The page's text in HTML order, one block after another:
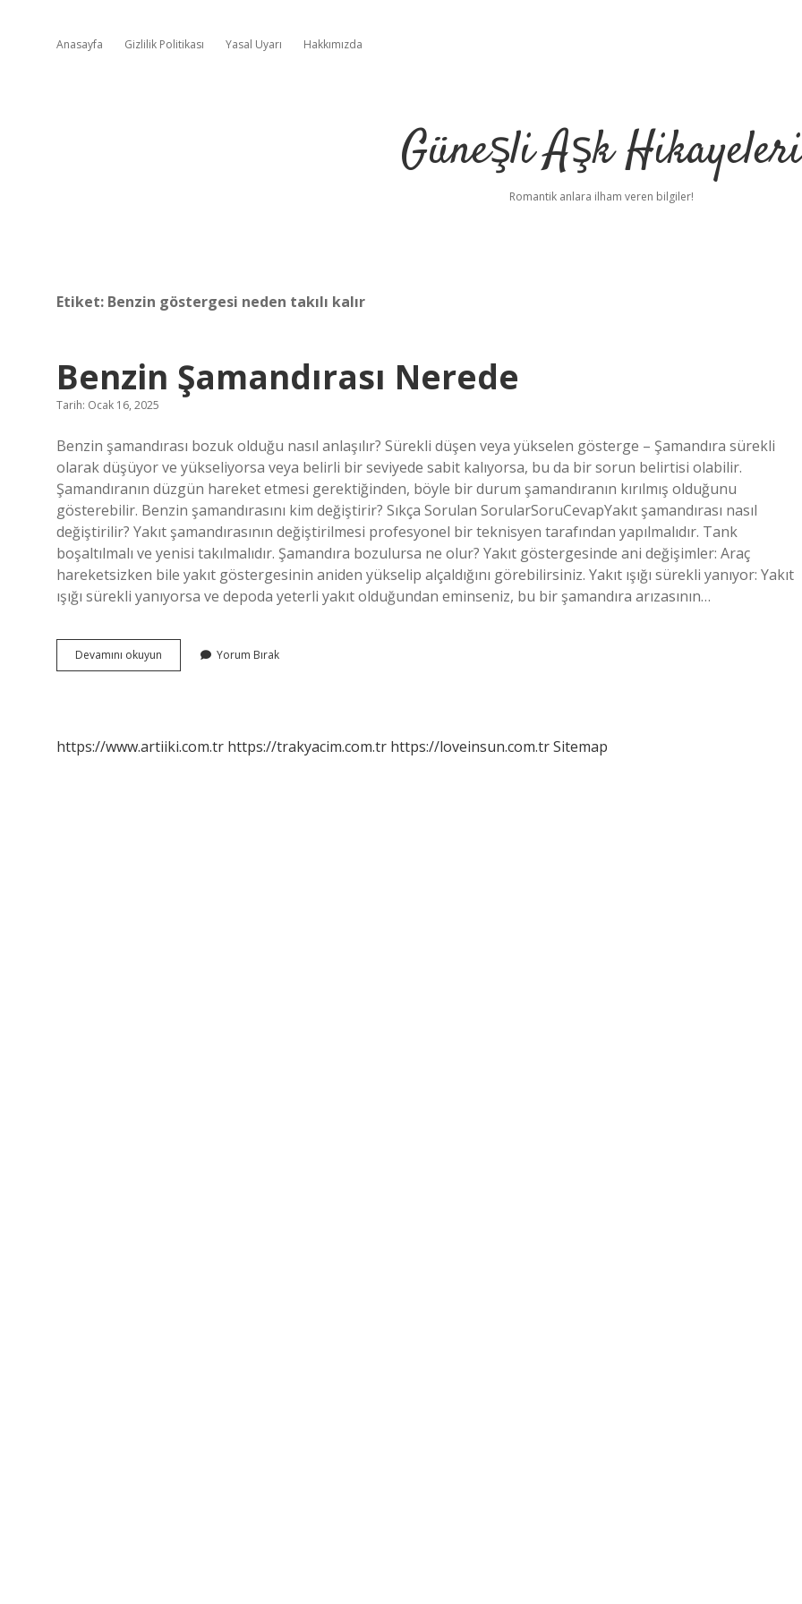
Anasayfa Gizlilik Politikası Yasal Uyarı Hakkımızda
Güneşli Aşk Hikayeleri
Romantik anlara ilham veren bilgiler!
Etiket: Benzin göstergesi neden takılı kalır
Benzin Şamandırası Nerede
Tarih: Ocak 16, 2025
Benzin şamandırası bozuk olduğu nasıl anlaşılır? Sürekli düşen veya yükselen gösterge – Şamandıra sürekli
olarak düşüyor ve yükseliyorsa veya belirli bir seviyede sabit kalıyorsa, bu da bir sorun belirtisi olabilir.
Şamandıranın düzgün hareket etmesi gerektiğinden, böyle bir durum şamandıranın kırılmış olduğunu
gösterebilir. Benzin şamandırasını kim değiştirir? Sıkça Sorulan SorularSoruCevapYakıt şamandırası nasıl
değiştirilir? Yakıt şamandırasının değiştirilmesi profesyonel bir teknisyen tarafından yapılmalıdır. Tank
boşaltılmalı ve yenisi takılmalıdır. Şamandıra bozulursa ne olur? Yakıt göstergesinde ani değişimler: Araç
hareketsizken bile yakıt göstergesinin aniden yükselip alçaldığını görebilirsiniz. Yakıt ışığı sürekli yanıyor: Yakıt
ışığı sürekli yanıyorsa ve depoda yeterli yakıt olduğundan eminseniz, bu bir şamandıra arızasının…
Devamını okuyun
Şamandırası
Yorum Bırak
https://www.artiiki.com.tr https://trakyacim.com.tr https://loveinsun.com.trSitemap